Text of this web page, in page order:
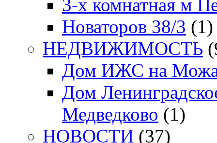
3-х комнатная м
Новаторов 38/3 (1)
НЕДВИЖИМОСТЬ
Дом ИЖС на
Дом
Медведково (1)
НОВОСТИ (37)